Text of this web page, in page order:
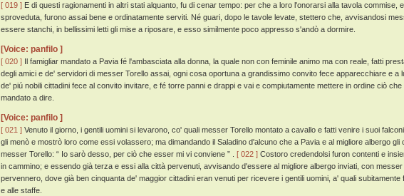
[ 019 ] E di questi ragionamenti in altri stati alquanto, fu di cenar tempo: per che a loro l'onorarsi alla tavola commise,
sproveduta, furono assai bene e ordinatamente serviti. Né guari, dopo le tavole levate, stettero che, avvisandosi
essere stanchi, in bellissimi letti gli mise a riposare, e esso similmente poco appresso s'andò a dormire.
[Voice: panfilo ]
[ 020 ] Il famigliar mandato a Pavia fé l'ambasciata alla donna, la quale non con feminile animo ma con reale, fatti
degli amici e de' servidori di messer Torello assai, ogni cosa oportuna a grandissimo convito fece apparecchiare e a
de' piú nobili cittadini fece al convito invitare, e fé torre panni e drappi e vai e compiutamente mettere in ordine ciò
mandato a dire.
[Voice: panfilo ]
[ 021 ] Venuto il giorno, i gentili uomini si levarono, co' quali messer Torello montato a cavallo e fatti venire i suoi
gli menò e mostrò loro come essi volassero; ma dimandando il Saladino d'alcuno che a Pavia e al migliore albergo
messer Torello: “ Io sarò desso, per ciò che esser mi vi conviene ” . [ 022 ] Costoro credendolsi furon contenti e
in cammino; e essendo già terza e essi alla città pervenuti, avvisando d'essere al migliore albergo inviati, con
pervennero, dove già ben cinquanta de' maggior cittadini eran venuti per ricevere i gentili uomini, a' quali subitamente
e alle staffe.